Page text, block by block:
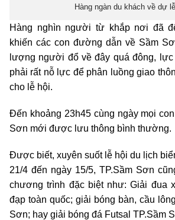
Hàng ngàn du khách về dự
Hàng nghìn người từ khắp nơi đã
khiến các con đường dẫn về Sầm
lượng người đổ về đây quá đông,
phải rất nỗ lực để phân luồng giao
cho lễ hội.
Đến khoảng 23h45 cùng ngày mọi
Sơn mới được lưu thông bình thường.
Được biết, xuyên suốt lễ hội du lịch
21/4 đến ngày 15/5, TP.Sầm Sơn
chương trình đặc biệt như: Giải đua
đạp toàn quốc; giải bóng bàn, cầu
Sơn; hay giải bóng đá Futsal TP.Sầm